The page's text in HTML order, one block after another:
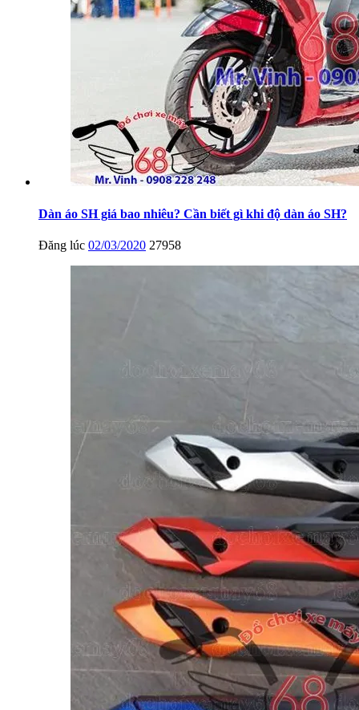
Dàn áo SH giá bao nhiêu? Cần biết gì khi độ dàn áo SH?
Đăng lúc 02/03/2020 27958